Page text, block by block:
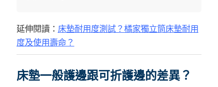
延伸閱讀： 床墊耐用度測試？橘家獨立筒床墊耐用
度及使用壽命？
床墊一般護邊跟可折護邊的差異？